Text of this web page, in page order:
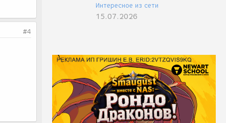
Интересное из сети
15.07.2026
#4